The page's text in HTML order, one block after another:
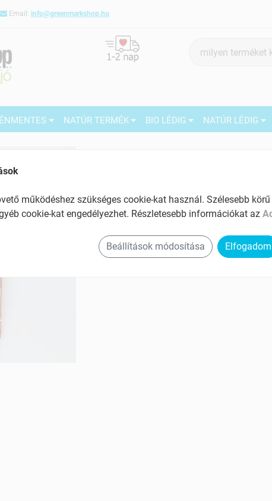
Email: info@greenmarkshop.hu
keresés
NATÚR TERMÉK BIO LÉDIG NATÚR LÉDIG
Tartalom: 20 g
EAN: 5999562480595
működéshez szükséges cookie-kat használ. Szélesebb
cookie-kat engedélyezhet. Részletesebb információkat az
Beállítások módosítása Elfogadom